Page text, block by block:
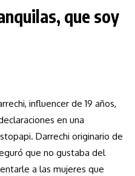
que soy
influencer de 19 años,
en una
Darrechi originario de
que no gustaba del
a las mujeres que